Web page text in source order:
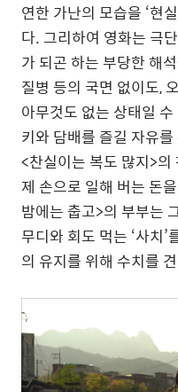
연한 가난의 모습을 ‘현
다. 그리하여 영화는 극
가 되곤 하는 부당한 해
질병 등의 국면 없이도,
아무것도 없는 상태일
키와 담배를 즐길 자유
<찬실이는 복도 많지>
제 손으로 일해 버는 돈
밤에는 춥고>의 부부는
무디와 회도 먹는 ‘사치
의 유지를 위해 수치를